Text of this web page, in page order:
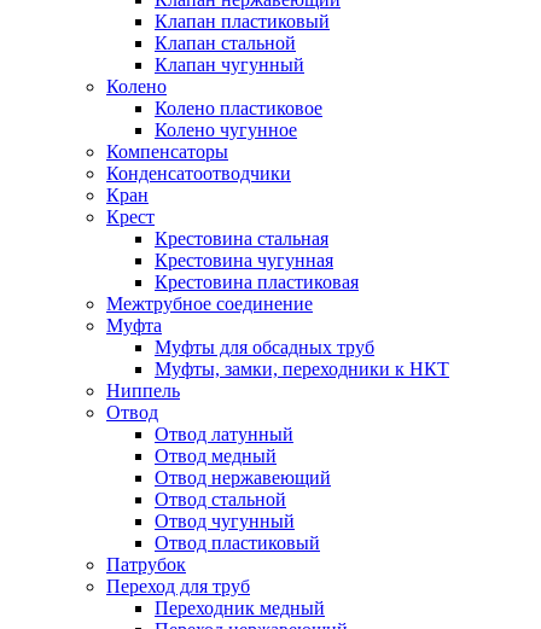
Клапан пластиковый
Клапан стальной
Клапан чугунный
Колено
Колено пластиковое
Колено чугунное
Компенсаторы
Конденсатоотводчики
Кран
Крест
Крестовина стальная
Крестовина чугунная
Крестовина пластиковая
Межтрубное соединение
Муфта
Муфты для обсадных труб
Муфты, замки, переходники к НКТ
Ниппель
Отвод
Отвод латунный
Отвод медный
Отвод нержавеющий
Отвод стальной
Отвод чугунный
Отвод пластиковый
Патрубок
Переход для труб
Переходник медный